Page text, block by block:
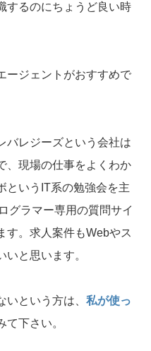
するのにちょうど良い時
ージェントがおすすめで
バレジーズという会社は
、現場の仕事をよくわか
というIT系の勉強会を主
グラマー専用の質問サイ
す。求人案件もWebやス
いと思います。
という方は、 私が使っ
て下さい。